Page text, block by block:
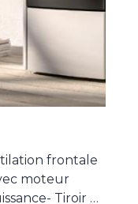
frontale
moteur
Tiroir à